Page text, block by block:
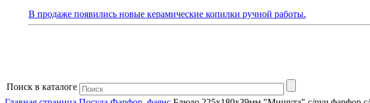
В продаже появились новые керамические копилки ручной работы.
Поиск в каталоге